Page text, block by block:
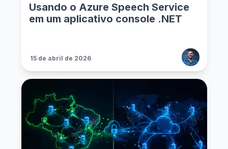
Usando o Azure Speech Service
em um aplicativo console .NET
15 de abril de 2026